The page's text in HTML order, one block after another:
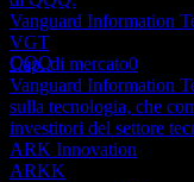
DEC 27
Invesco QQQ Trust
Stimato
QQQ
Vanguard Information
VGT
Cap. di mercato0
Vanguard Information
sulla tecnologia, che
investitori del settore
ARK Innovation
ARKK